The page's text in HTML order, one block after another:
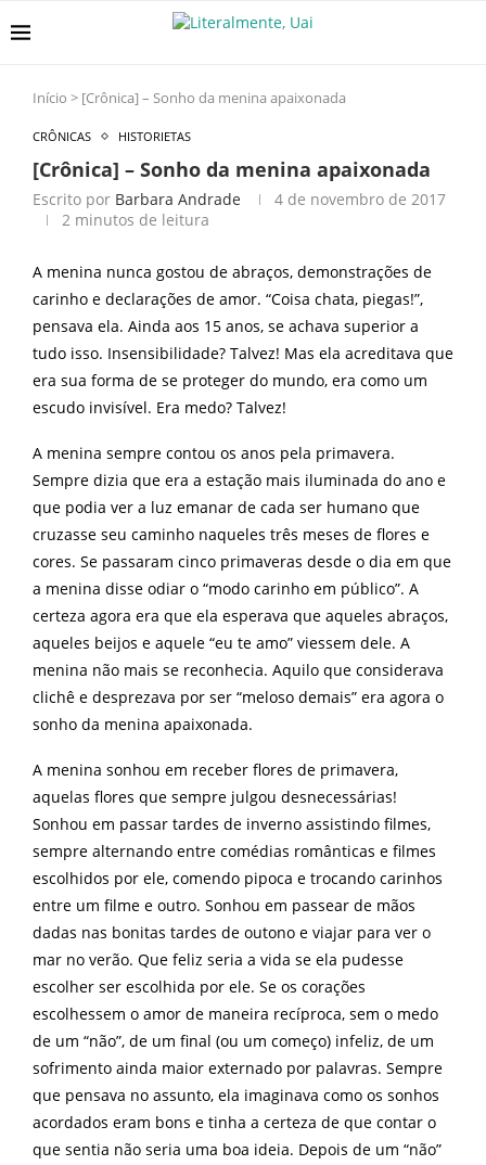
Início > [Crônica] – Sonho da menina apaixonada
CRÔNICAS HISTORIETAS
[Crônica] – Sonho da menina apaixonada
Escrito por Barbara Andrade
4 de novembro de 2017
2 minutos de leitura
A menina nunca gostou de abraços, demonstrações de
carinho e declarações de amor. “Coisa chata, piegas!”,
pensava ela. Ainda aos 15 anos, se achava superior a
tudo isso. Insensibilidade? Talvez! Mas ela acreditava que
era sua forma de se proteger do mundo, era como um
escudo invisível. Era medo? Talvez!
A menina sempre contou os anos pela primavera.
Sempre dizia que era a estação mais iluminada do ano e
que podia ver a luz emanar de cada ser humano que
cruzasse seu caminho naqueles três meses de flores e
cores. Se passaram cinco primaveras desde o dia em que
a menina disse odiar o “modo carinho em público”. A
certeza agora era que ela esperava que aqueles abraços,
aqueles beijos e aquele “eu te amo” viessem dele. A
menina não mais se reconhecia. Aquilo que considerava
clichê e desprezava por ser “meloso demais” era agora o
sonho da menina apaixonada.
A menina sonhou em receber flores de primavera,
aquelas flores que sempre julgou desnecessárias!
Sonhou em passar tardes de inverno assistindo filmes,
sempre alternando entre comédias românticas e filmes
escolhidos por ele, comendo pipoca e trocando carinhos
entre um filme e outro. Sonhou em passear de mãos
dadas nas bonitas tardes de outono e viajar para ver o
mar no verão. Que feliz seria a vida se ela pudesse
escolher ser escolhida por ele. Se os corações
escolhessem o amor de maneira recíproca, sem o medo
de um “não”, de um final (ou um começo) infeliz, de um
sofrimento ainda maior externado por palavras. Sempre
que pensava no assunto, ela imaginava como os sonhos
acordados eram bons e tinha a certeza de que contar o
que sentia não seria uma boa ideia. Depois de um “não”